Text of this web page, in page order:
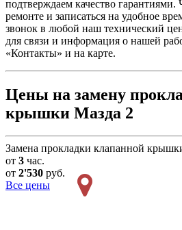
подтверждаем качество гарантиями.
ремонте и записаться на удобное
звонок в любой наш технический
для связи и информация о нашей
«Контакты» и на карте.
Цены на замену
крышки Мазда 2
Замена прокладки клапанной
от 3 час.
от 2'530 руб.
Все цены